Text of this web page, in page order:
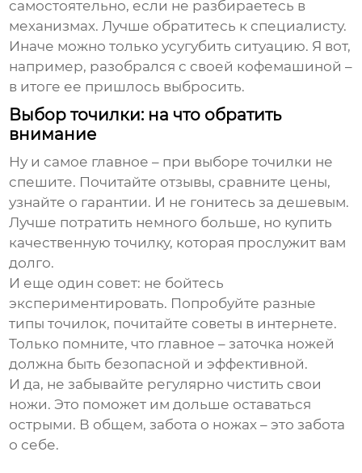
самостоятельно, если не разбираетесь в
механизмах. Лучше обратитесь к специалисту.
Иначе можно только усугубить ситуацию. Я вот,
например, разобрался с своей кофемашиной –
в итоге ее пришлось выбросить.
Выбор точилки: на что обратить
внимание
Ну и самое главное – при выборе точилки не
спешите. Почитайте отзывы, сравните цены,
узнайте о гарантии. И не гонитесь за дешевым.
Лучше потратить немного больше, но купить
качественную точилку, которая прослужит вам
долго.
И еще один совет: не бойтесь
экспериментировать. Попробуйте разные
типы точилок, почитайте советы в интернете.
Только помните, что главное – заточка ножей
должна быть безопасной и эффективной.
И да, не забывайте регулярно чистить свои
ножи. Это поможет им дольше оставаться
острыми. В общем, забота о ножах – это забота
о себе.